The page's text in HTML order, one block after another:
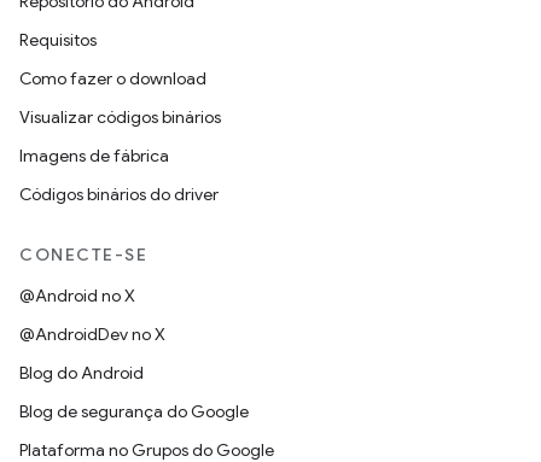
Requisitos
Como fazer o download
Visualizar códigos binários
Imagens de fábrica
Códigos binários do driver
CONECTE-SE
@Android no X
@AndroidDev no X
Blog do Android
Blog de segurança do Google
Plataforma no Grupos do Google